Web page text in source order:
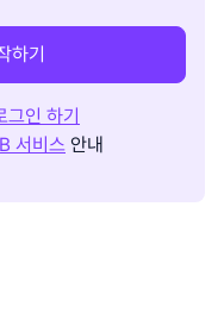
하기
그인 하기
서비스 안내